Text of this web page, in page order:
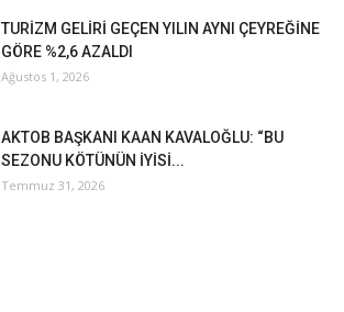
TURİZM GELİRİ GEÇEN YILIN AYNI ÇEYREĞİNE
GÖRE %2,6 AZALDI
Ağustos 1, 2026
AKTOB BAŞKANI KAAN KAVALOĞLU: “BU
SEZONU KÖTÜNÜN İYİSİ...
Temmuz 31, 2026